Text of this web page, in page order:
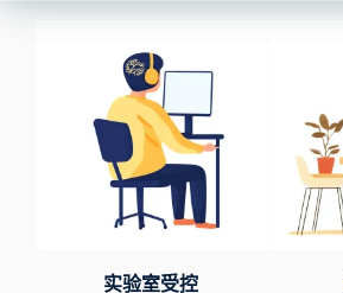
实验室受控